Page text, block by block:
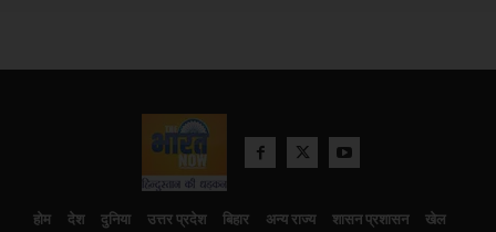
होम देश दुनिया उत्तर प्रदेश बिहार अन्य राज्य शासन प्रशासन
खेल